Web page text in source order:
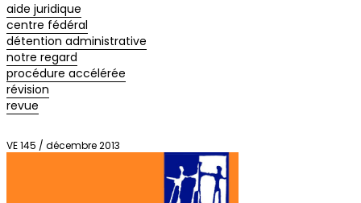
aide juridique
centre fédéral
détention administrative
notre regard
procédure accélérée
révision
revue
VE 145 / décembre 2013